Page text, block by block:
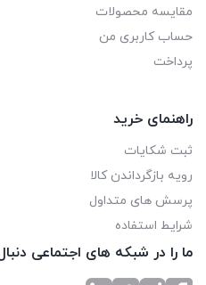
برند پارساتجهیز دارای نشان
بهترین نوع استیل و تجهیزات تایید
است. برای خرید سفارش خود را در
مقایسه محصولات
حساب کاربری من
پرداخت
راهنمای خرید
ثبت شکایات
رویه بازگرداندن کالا
پرسش های متداول
شرایط استفاده
ما را در شبکه های اجتماعی